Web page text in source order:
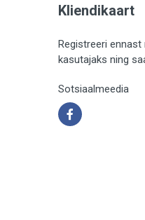
Kliendikaart
Registreeri ennast
kasutajaks ning
Sotsiaalmeedia